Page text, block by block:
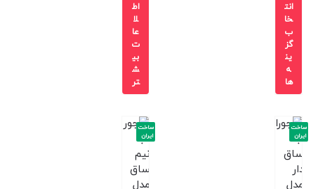
انت
خا
ب
گز
ین
ه
ها
اط
لا
عا
ت
بی
ش
تر
ساخت
ایران
ساخت
ایران